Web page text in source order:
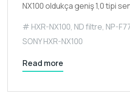
NX100 oldukça geniş 1,0 tipi
HXR-NX100, ND filtre, NP-
SONY HXR-NX100
Read more